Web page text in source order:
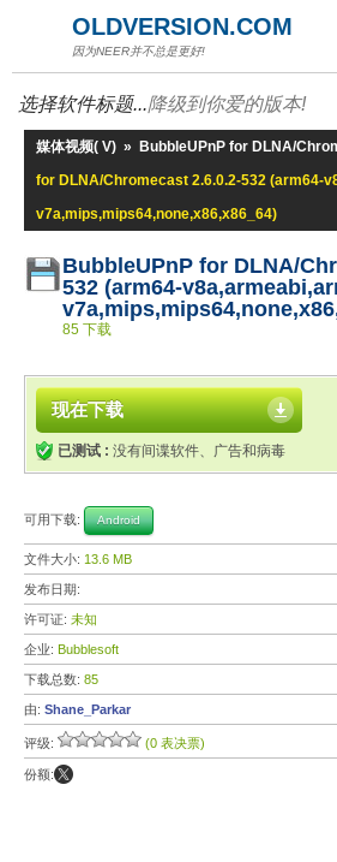
OLDVERSION.COM
因为NEER并不总是更好!
选择软件标题...降级到你爱的版本!
媒体视频( V) » BubbleUPnP for DLNA/
for DLNA/Chromecast 2.6.0.2-532 (arm64-
v7a,mips,mips64,none,x86,x86_64)
BubbleUPnP for DLNA/
532 (arm64-
85 下载
现在下载
已测试 : 没有间谍软件、广告和病毒
可用下载: Android
文件大小: 13.6 MB
发布日期:
许可证: 未知
企业: Bubblesoft
下载总数: 85
由: Shane_Parkar
评级: (0 表决票)
份额: